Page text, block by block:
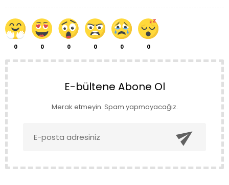
0 0 0 0 0 0
E-bültene Abone Ol
Merak etmeyin. Spam yapmayacağız.
